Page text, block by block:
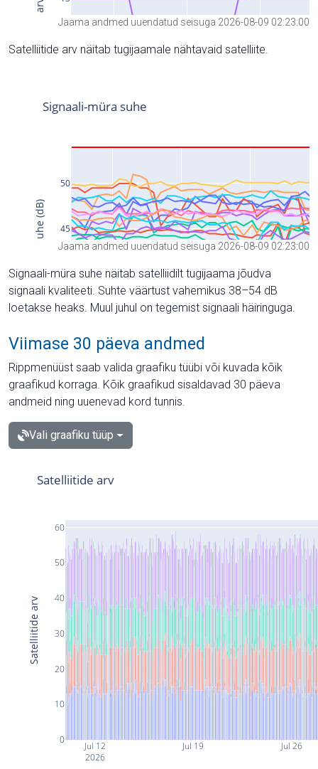
Jaama andmed uuendatud seisuga 2026-08-09 02:23:00
Satelliitide arv näitab tugijaamale nähtavaid satelliite.
Jaama andmed uuendatud seisuga 2026-08-09 02:23:00
Signaali-müra suhe näitab satelliidilt tugijaama jõudva
signaali kvaliteeti. Suhte väärtust vahemikus 38–54 dB
loetakse heaks. Muul juhul on tegemist signaali häiringuga.
Viimase 30 päeva andmed
Rippmenüüst saab valida graafiku tüübi või kuvada kõik
graafikud korraga. Kõik graafikud sisaldavad 30 päeva
andmeid ning uuenevad kord tunnis.
Vali graafiku tüüp
Jul 12
2026
Jul 19 Jul 26
0
10
20
30
40
50
60
Satelliitide arv
Satelliitide arv